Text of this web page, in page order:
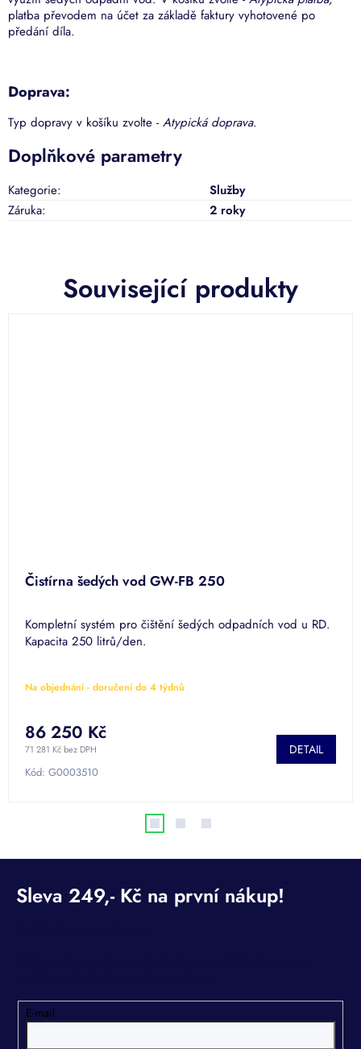
Související produkty
Čistírna šedých vod GW-FB 250
Kompletní systém pro čištění šedých odpadních vod u RD.
Kapacita 250 litrů/den.
Na objednání - doručení do 4 týdnů
71 281 Kč bez DPH
86 250 Kč
DETAIL
Kód: G0003510
platba převodem na účet za základě faktury vyhotovené po
předání díla.
Doprava:
Typ dopravy v košíku zvolte - Atypická doprava.
Doplňkové parametry
Kategorie:
Služby
Záruka: 2 roky
E-mail